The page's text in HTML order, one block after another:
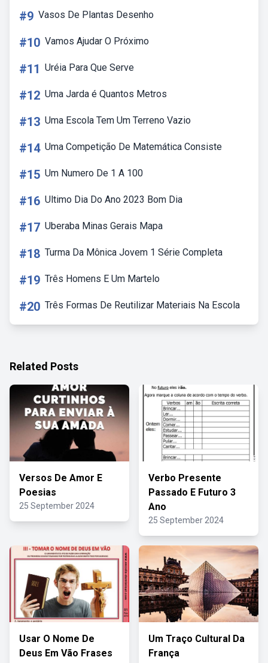
#9 Vasos De Plantas Desenho
#10 Vamos Ajudar O Próximo
#11 Uréia Para Que Serve
#12 Uma Jarda é Quantos Metros
#13 Uma Escola Tem Um Terreno Vazio
#14 Uma Competição De Matemática Consiste
#15 Um Numero De 1 A 100
#16 Ultimo Dia Do Ano 2023 Bom Dia
#17 Uberaba Minas Gerais Mapa
#18 Turma Da Mônica Jovem 1 Série Completa
#19 Três Homens E Um Martelo
#20 Três Formas De Reutilizar Materiais Na Escola
Related Posts
Versos De Amor E
Poesias
25 September 2024
Verbo Presente
Passado E Futuro 3
Ano
25 September 2024
Usar O Nome De
Deus Em Vão Frases
Um Traço Cultural Da
França